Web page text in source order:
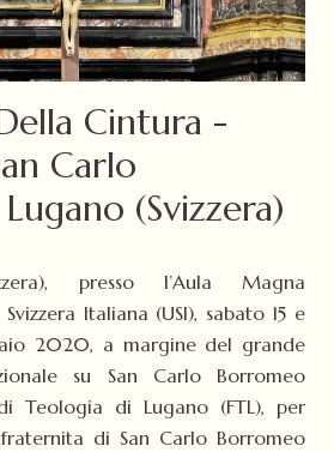
Cintura -
Carlo
(Svizzera)
presso l’Aula Magna
Italiana (USI), sabato 15 e
2020, a margine del grande
su San Carlo Borromeo
Teologia di Lugano (FTL), per
di San Carlo Borromeo